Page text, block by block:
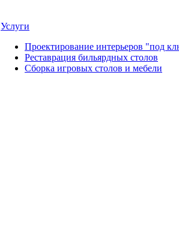
Услуги
Проектирование интерьеров "под
Реставрация бильярдных столов
Сборка игровых столов и мебели